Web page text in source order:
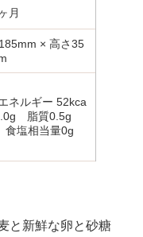
月
× 高さ35
ネルギー 52kca
脂質0.5g
塩相当量0g
と新鮮な卵と砂糖